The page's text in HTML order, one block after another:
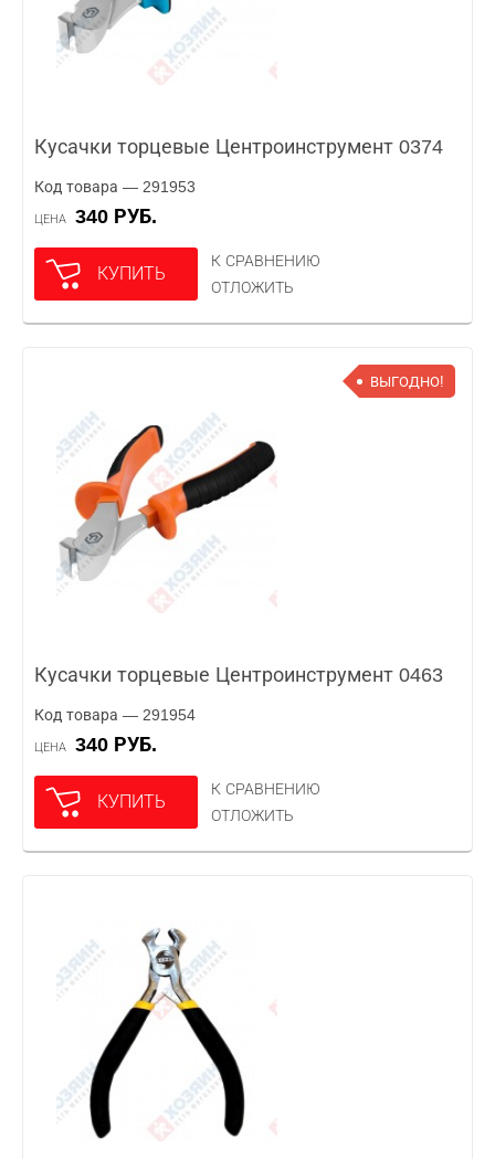
Кусачки торцевые Центроинструмент 0374
Код товара — 291953
ЦЕНА 340 РУБ.
КУПИТЬ
К СРАВНЕНИЮ
ОТЛОЖИТЬ
ВЫГОДНО!
Кусачки торцевые Центроинструмент 0463
Код товара — 291954
ЦЕНА 340 РУБ.
КУПИТЬ
К СРАВНЕНИЮ
ОТЛОЖИТЬ